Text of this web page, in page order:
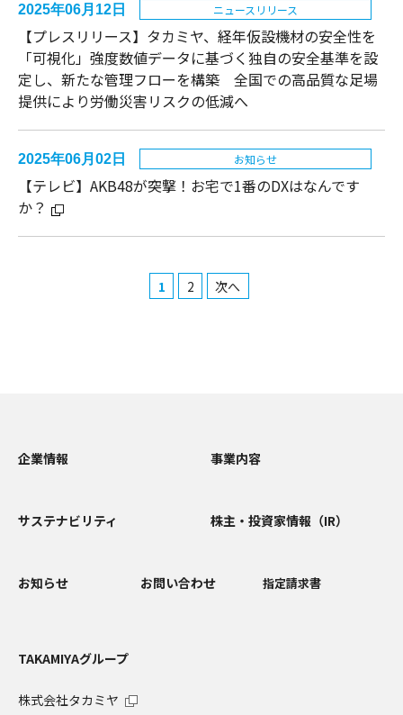
2025年06月12日 ニュースリリース
【プレスリリース】タカミヤ、経年仮設機材の安全性を
「可視化」強度数値データに基づく独自の安全基準を設
定し、新たな管理フローを構築 全国での高品質な足場
提供により労働災害リスクの低減へ
2025年06月02日 お知らせ
【テレビ】 AKB48が突撃！お宅で1番のDXはなんです
か？
1 2 次へ
企業情報 事業内容
サステナビリティ 株主・投資家情報（IR）
お知らせ お問い合わせ 指定請求書
TAKAMIYAグループ
株式会社タカミヤ